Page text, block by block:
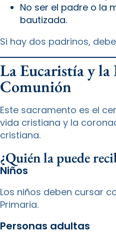
No ser el padre o la
bautizada.
Si hay dos padrinos,
La Eucaristía y
Comunión
Este sacramento es el
vida cristiana y la
cristiana.
¿Quién la puede
Niños
Los niños deben cursar
Primaria.
Personas adultas